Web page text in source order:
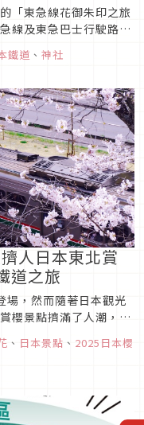
「東急線花御朱印之旅
線及東急巴士行駛路線
的特殊樣式花御朱印。
鐵道 、 神社
人日本東北賞
道之旅
場，然而隨著日本觀光
櫻景點擠滿了人潮，想
將目光轉向擁有許多賞
比毫不遜色的櫻花美
。 這次JR東
、 日本景點 、 2025日本櫻